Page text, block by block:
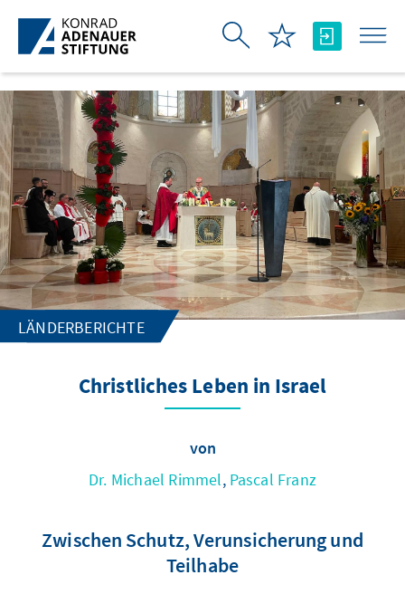
Zum Hauptinhalt springen
LÄNDERBERICHTE
Christliches Leben in Israel
von
Dr. Michael Rimmel, Pascal Franz
Zwischen Schutz, Verunsicherung und
Teilhabe